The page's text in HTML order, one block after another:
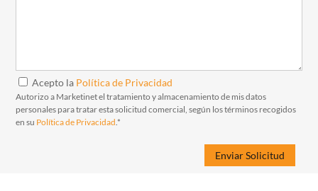
Acepto la Política de Privacidad
Autorizo a Marketinet el tratamiento y almacenamiento de mis datos
personales para tratar esta solicitud comercial, según los términos recogidos
en su Política de Privacidad .*